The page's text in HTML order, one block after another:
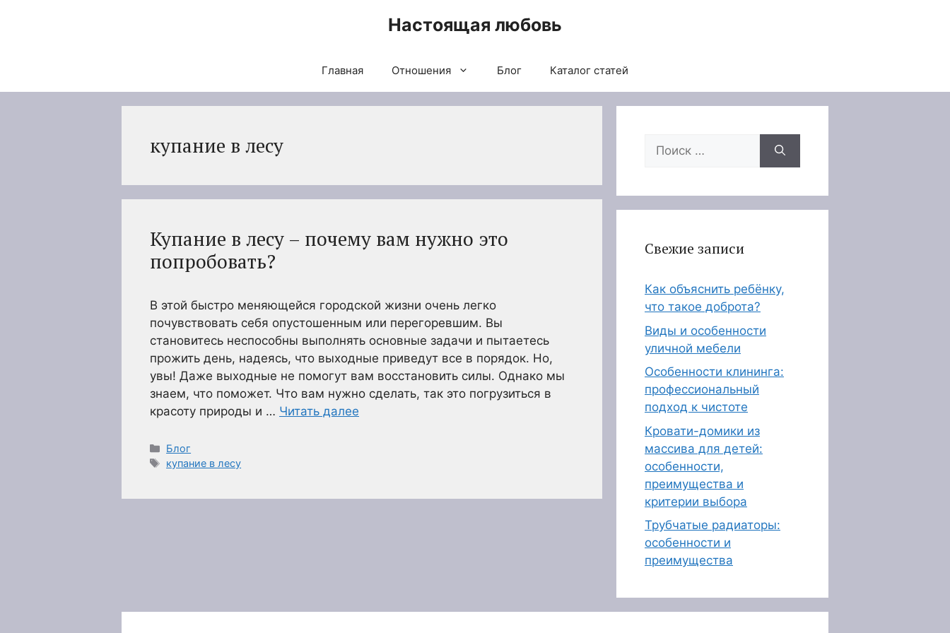
Настоящая любовь
Главная Отношения Блог Каталог статей
купание в лесу
Купание в лесу – почему вам нужно это
попробовать?
В этой быстро меняющейся городской жизни очень легко
почувствовать себя опустошенным или перегоревшим. Вы
становитесь неспособны выполнять основные задачи и пытаетесь
прожить день, надеясь, что выходные приведут все в порядок. Но,
увы! Даже выходные не помогут вам восстановить силы. Однако мы
знаем, что поможет. Что вам нужно сделать, так это погрузиться в
красоту природы и … Читать далее
Рубрики
Блог
Метки
купание в лесу
Поиск:
Свежие записи
Как объяснить ребёнку,
что такое доброта?
Виды и особенности
уличной мебели
Особенности клининга:
профессиональный
подход к чистоте
Кровати-домики из
массива для детей:
особенности,
преимущества и
критерии выбора
Трубчатые радиаторы:
особенности и
преимущества